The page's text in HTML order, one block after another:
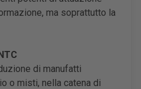
ma soprattutto la
di manufatti
o misti, nella catena di